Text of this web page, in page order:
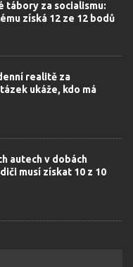
tábory za socialismu:
získá 12 ze 12 bodů
realitě za
ukáže, kdo má
autech v dobách
musí získat 10 z 10